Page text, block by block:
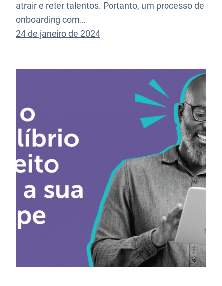
atrair e reter talentos. Portanto, um processo de
onboarding com…
24 de janeiro de 2024